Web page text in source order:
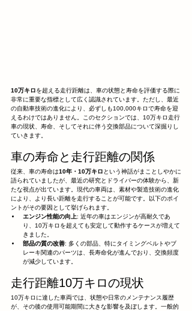
10万キロを超える走行距離は、車の状態と寿命を評価する際に
非常に重要な指標として広く認識されています。ただし、最近
の自動車技術の進化により、必ずしも100,000キロで寿命を迎
えるわけではありません。このセクションでは、10万キロ走行
車の現状、寿命、そしてそれに伴う交換部品について深掘りし
ていきます。
車の寿命と走行距離の関係
従来、車の寿命は10年・10万キロ という神話がまことしやかに
語られていましたが、最近の研究とドライバーの体験から、新
たな視点が出ています。現代の車両は、素材や製造技術の進化
により、より長い距離を走行することが可能です。以下のポイ
ントがその要因として挙げられます。
エンジン性能の向上: 近年の車はエンジンが高耐久であ
り、10万キロを超えても安定して動作するケースが増えて
きました。
部品の質の改善: 多くの部品、特にタイミングベルトやブ
レーキ関連のパーツは、長寿命化が進んでおり、交換頻度
が減少しています。
走行距離10万キロの現状
10万キロに達した車両では、状態や日常のメンテナンス履歴
が、その後の使用可能期間に大きな影響を及ぼします。一般的